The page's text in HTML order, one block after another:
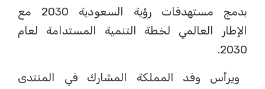
بدمج مستهدفات رؤية السعودية 2030 مع
الإطار العالمي لخطة التنمية المستدامة لعام
2030.
ويرأس وفد المملكة المشارك في المنتدى